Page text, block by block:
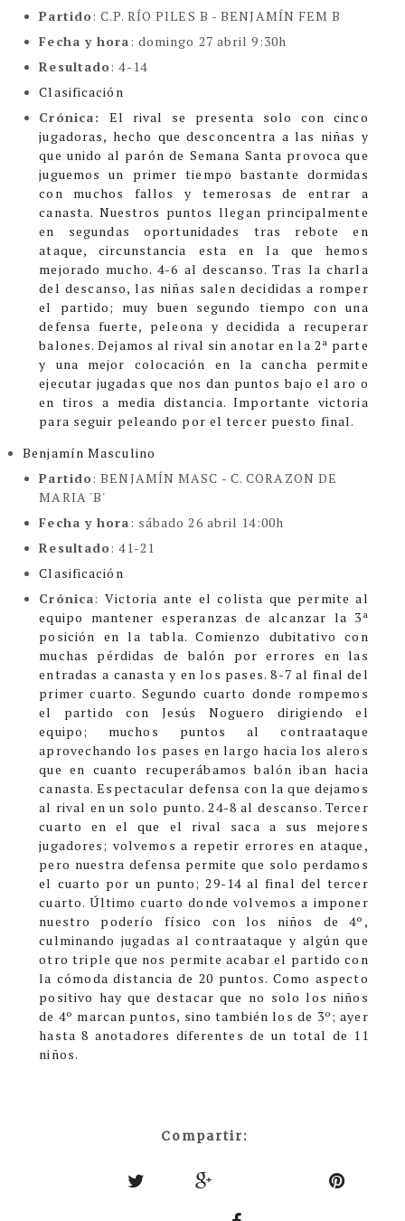
Partido: C.P. RÍO PILES B - BENJAMÍN FEM B
Fecha y hora: domingo 27 abril 9:30h
Resultado: 4-14
Clasificación
Crónica: El rival se presenta solo con cinco
jugadoras, hecho que desconcentra a las niñas y
que unido al parón de Semana Santa provoca que
juguemos un primer tiempo bastante dormidas
con muchos fallos y temerosas de entrar a
canasta. Nuestros puntos llegan principalmente
en segundas oportunidades tras rebote en
ataque, circunstancia esta en la que hemos
mejorado mucho. 4-6 al descanso.Tras la charla
del descanso, las niñas salen decididas a romper
el partido; muy buen segundo tiempo con una
defensa fuerte, peleona y decidida a recuperar
balones. Dejamos al rival sin anotar en la 2ª parte
y una mejor colocación en la cancha permite
ejecutar jugadas que nos dan puntos bajo el aro o
en tiros a media distancia.Importante victoria
para seguir peleando por el tercer puesto final.
Benjamín Masculino
Partido: BENJAMÍN MASC - C. CORAZON DE
MARIA 'B'
Fecha y hora: sábado 26 abril 14:00h
Resultado: 41-21
Clasificación
Crónica: Victoria ante el colista que permite al
equipo mantener esperanzas de alcanzar la 3ª
posición en la tabla.Comienzo dubitativo con
muchas pérdidas de balón por errores en las
entradas a canasta y en los pases. 8-7 al final del
primer cuarto. Segundo cuarto donde rompemos
el partido con Jesús Noguero dirigiendo el
equipo; muchos puntos al contraataque
aprovechando los pases en largo hacia los aleros
que en cuanto recuperábamos balón iban hacia
canasta. Espectacular defensa con la que dejamos
al rival en un solo punto. 24-8 al descanso.Tercer
cuarto en el que el rival saca a sus mejores
jugadores; volvemos a repetir errores en ataque,
pero nuestra defensa permite que solo perdamos
el cuarto por un punto; 29-14 al final del tercer
cuarto.Último cuarto donde volvemos a imponer
nuestro poderío físico con los niños de 4º,
culminando jugadas al contraataque y algún que
otro triple que nos permite acabar el partido con
la cómoda distancia de 20 puntos. Como aspecto
positivo hay que destacar que no solo los niños
de 4º marcan puntos, sino también los de 3º; ayer
hasta 8 anotadores diferentes de un total de 11
niños.
Compartir: